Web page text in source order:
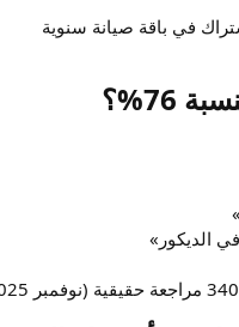
في باقة صيانة سنوية